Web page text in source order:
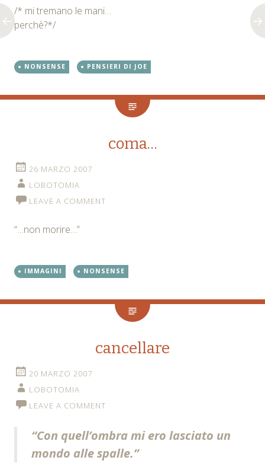
/* mi tremano le mani…
perchè?*/
NONSENSE PENSIERI DI JOE
coma…
26 MARZO 2007
LOBOTOMIA
LEAVE A COMMENT
“…non morire…”
IMMAGINI NONSENSE
cancellare
20 MARZO 2007
LOBOTOMIA
LEAVE A COMMENT
“Con quell’ombra mi ero lasciato un
mondo alle spalle.”